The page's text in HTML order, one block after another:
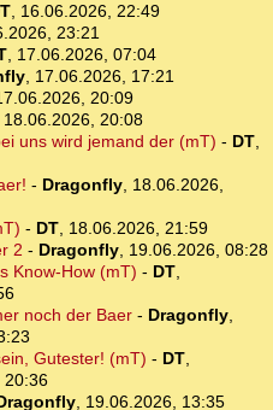
, 16.06.2026, 22:49
23:21
, 17.06.2026, 07:04
, 17.06.2026, 17:21
20:09
18.06.2026, 20:08
uns wird jemand der (mT) - DT,
- Dragonfly, 18.06.2026,
- DT, 18.06.2026, 21:59
2 - Dragonfly, 19.06.2026, 08:28
Know-How (mT) - DT,
noch der Baer- Dragonfly,
Gutester! (mT) - DT,
20:36
, 19.06.2026, 13:35